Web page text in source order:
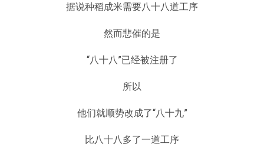
据说种稻成米需要八十八道工序
然而悲催的是
“八十八”已经被注册了
所以
他们就顺势改成了“八十九”
比八十八多了一道工序